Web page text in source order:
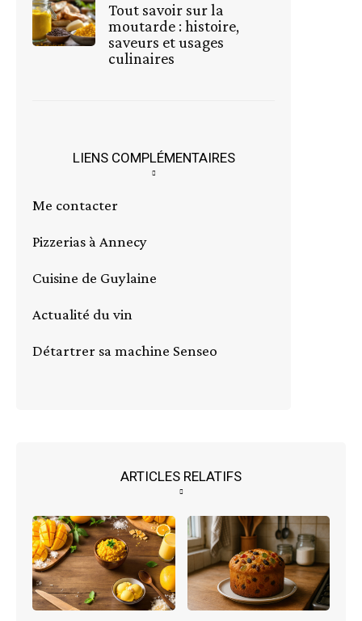
Tout savoir sur la
moutarde : histoire,
saveurs et usages
culinaires
LIENS COMPLÉMENTAIRES
Me contacter
Pizzerias à Annecy
Cuisine de Guylaine
Actualité du vin
Détartrer sa machine Senseo
ARTICLES RELATIFS